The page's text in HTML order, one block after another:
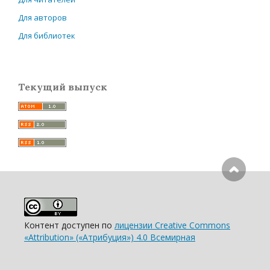
Для авторов
Для библиотек
Текущий выпуск
Контент доступен по лицензии Creative Commons
«Attribution» («Атрибуция») 4.0 Всемирная